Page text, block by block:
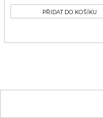
PŘIDAT DO KOŠÍKU